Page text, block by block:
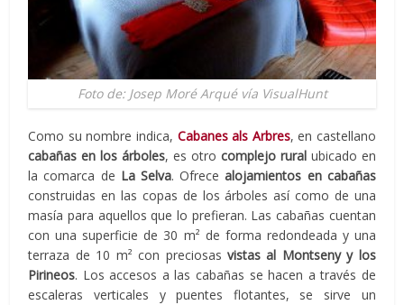
Foto de: Josep Moré Arqué vía VisualHunt
Como su nombre indica, Cabanes als Arbres, en castellano
cabañas en los árboles, es otro complejo ruralubicado en
la comarca de La Selva. Ofrece alojamientos en cabañas
construidas en las copas de los árboles así como de una
masía para aquellos que lo prefieran. Las cabañas cuentan
con una superficie de 30 m² de forma redondeada y una
terraza de 10 m² con preciosas vistas al Montseny y los
Pirineos. Los accesos a las cabañas se hacen a través de
escaleras verticales y puentes flotantes, se sirve un